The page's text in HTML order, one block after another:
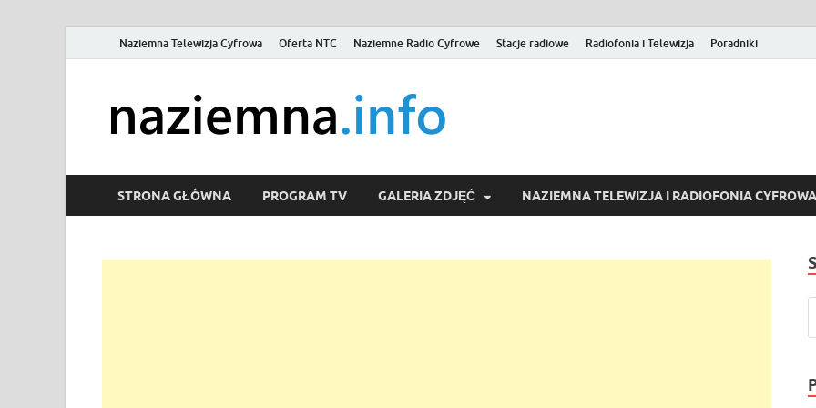
Naziemna Telewizja Cyfrowa Oferta NTC Naziemne Radio Cyfrowe Stacje radiowe Radiofonia i Telewizja Poradniki
Wideo online, VOD
STRONA GŁÓWNA PROGRAM TV GALERIA ZDJĘĆ NAZIEMNA TELEWIZJA I RADIOFONIA CYFROWA